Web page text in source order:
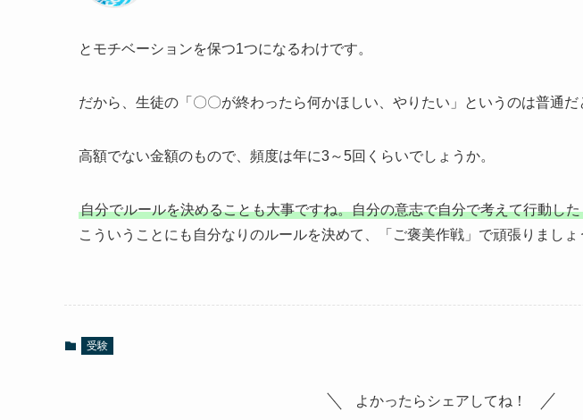
とモチベーションを保つ1つになるわけです。
だから、生徒の「〇〇が終わったら何かほしい、やりたい」というのは普通だ
高額でない金額のもので、頻度は年に3～5回くらいでしょうか。
自分でルールを決めることも大事ですね。自分の意志で自分で考えて行動し
こういうことにも自分なりのルールを決めて、「ご褒美作戦」で頑張りましょ
受験
よかったらシェアしてね！